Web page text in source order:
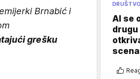
Brnabić i
grešku
DRUŠTVO
AI se